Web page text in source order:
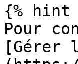
{%
Pour
[Gérer